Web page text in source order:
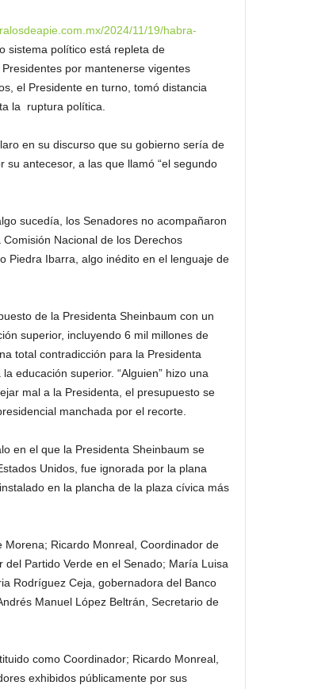
2024/11/19/habra-
sistema político está repleta de
por mantenerse vigentes
el Presidente en turno, tomó distancia
la ruptura política.
en su discurso que su gobierno sería de
antecesor, a las que llamó “el segundo
sucedía, los Senadores no acompañaron
Nacional de los Derechos
Piedra Ibarra, algo inédito en el lenguaje de
de la Presidenta Sheinbaum con un
superior, incluyendo 6 mil millones de
total contradicción para la Presidenta
educación superior. “Alguien” hizo una
mal a la Presidenta, el presupuesto se
manchada por el recorte.
en el que la Presidenta Sheinbaum se
Unidos, fue ignorada por la plana
en la plancha de la plaza cívica más
Ricardo Monreal, Coordinador de
Partido Verde en el Senado; María Luisa
Rodríguez Ceja, gobernadora del Banco
Manuel López Beltrán, Secretario de
como Coordinador; Ricardo Monreal,
exhibidos públicamente por sus